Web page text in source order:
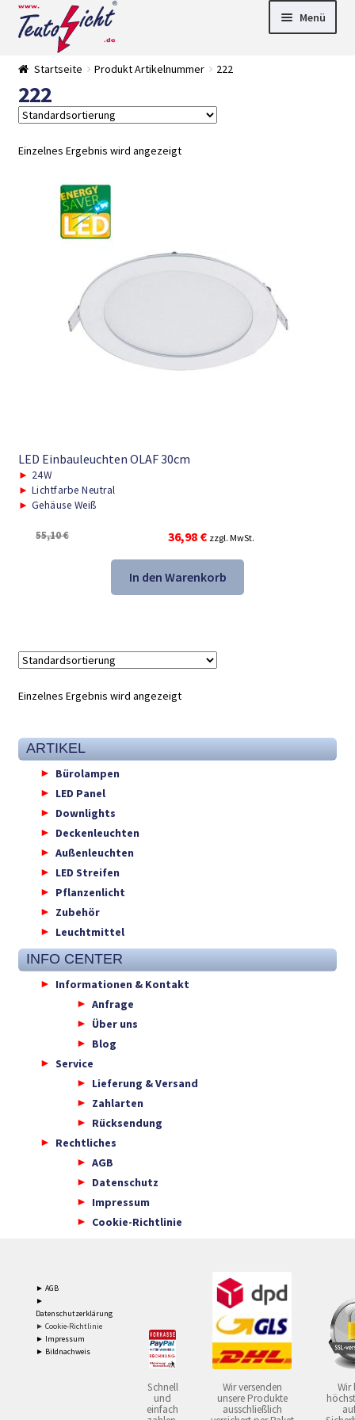
Zur
Navigation
springen
Springe
zum
Menü
Startseite Produkt Artikelnummer 222
222
Einzelnes Ergebnis wird angezeigt
LED Einbauleuchten OLAF 30cm
► 24W
► Lichtfarbe Neutral
► Gehäuse Weiß
55,10€
Ursprünglicher
Preis
war:
55,10 €
36,98 €Aktueller
Preis
ist:
36,98 €.
zzgl. MwSt.
In den Warenkorb
Einzelnes Ergebnis wird angezeigt
ARTIKEL
Bürolampen
LED Panel
Downlights
Deckenleuchten
Außenleuchten
LED Streifen
Pflanzenlicht
Zubehör
Leuchtmittel
INFO CENTER
Informationen & Kontakt
Anfrage
Über uns
Blog
Service
Lieferung & Versand
Zahlarten
Rücksendung
Rechtliches
AGB
Datenschutz
Impressum
Cookie-Richtlinie
► AGB
►
Datenschutzerklärung
► Cookie-Richtlinie
► Impressum
► Bildnachweis
Schnell
und
einfach
Wir versenden
unsere Produkte
ausschließlich
Wir